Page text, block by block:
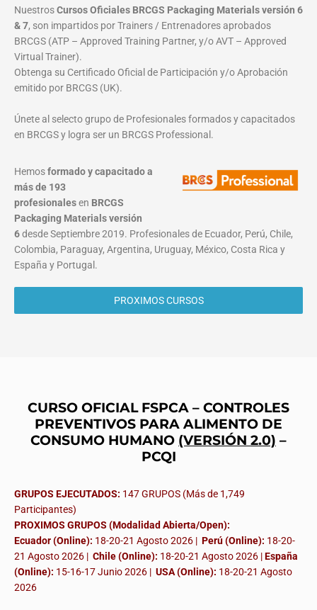
NuestrosCursos Oficiales BRCGS Packaging Materials versión 6
& 7, son impartidos por Trainers / Entrenadores aprobados
BRCGS (ATP – Approved Training Partner, y/o AVT – Approved
Virtual Trainer).
Obtenga su Certificado Oficial de Participación y/o Aprobación
emitido por BRCGS (UK).
Únete al selecto grupo de Profesionales formados y capacitados
en BRCGS y logra ser un BRCGS Professional.
Hemosformado y capacitado a
más de 193
profesionalesen BRCGS
Packaging Materialsversión
6desde Septiembre 2019. Profesionales de Ecuador, Perú, Chile,
Colombia, Paraguay, Argentina, Uruguay, México, Costa Rica y
España y Portugal.
PROXIMOS CURSOS
CURSO OFICIAL FSPCA – CONTROLES
PREVENTIVOS PARA ALIMENTO DE
CONSUMO HUMANO (VERSIÓN 2.0) –
PCQI
GRUPOS EJECUTADOS: 147 GRUPOS (Más de 1,749
Participantes)
PROXIMOS GRUPOS (Modalidad Abierta/Open):
Ecuador (Online): 18-20-21 Agosto 2026 | Perú (Online): 18-20-
21 Agosto 2026 | Chile (Online): 18-20-21 Agosto 2026 |España
(Online): 15-16-17 Junio 2026 | USA (Online): 18-20-21 Agosto
2026